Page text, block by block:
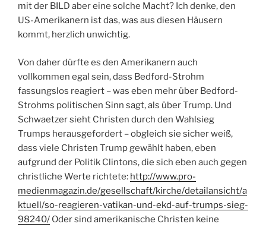
mit der BILD aber eine solche Macht? Ich denke, den
US-Amerikanern ist das, was aus diesen Häusern
kommt, herzlich unwichtig.
Von daher dürfte es den Amerikanern auch
vollkommen egal sein, dass Bedford-Strohm
fassungslos reagiert – was eben mehr über Bedford-
Strohms politischen Sinn sagt, als über Trump. Und
Schwaetzer sieht Christen durch den Wahlsieg
Trumps herausgefordert – obgleich sie sicher weiß,
dass viele Christen Trump gewählt haben, eben
aufgrund der Politik Clintons, die sich eben auch gegen
christliche Werte richtete: http://www.pro-
medienmagazin.de/gesellschaft/kirche/detailansicht/a
ktuell/so-reagieren-vatikan-und-ekd-auf-trumps-sieg-
98240/ Oder sind amerikanische Christen keine